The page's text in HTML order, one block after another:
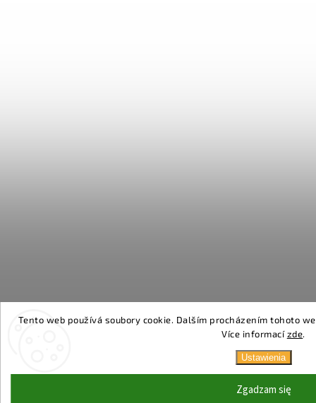
Tento web používá soubory cookie. Dalším procházením tohoto
Více informacízde.
Ustawienia
Zgadzam się